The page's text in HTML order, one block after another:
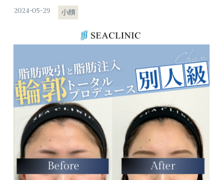
2024-05-29 小顔